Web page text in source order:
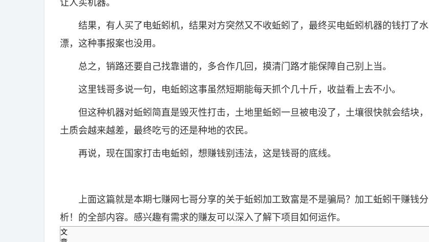
结果，有人买了电蚯蚓机，结果对方突然又不收蚯蚓了，最终买电蚯蚓机器的钱打了水
漂，这种事报案也没用。
总之，销路还要自己找靠谱的，多合作几回，摸清门路才能保障自己别上当。
这里钱哥多说一句，电蚯蚓这事虽然短期能每天抓个几十斤，收益看上去不小。
但这种机器对蚯蚓简直是毁灭性打击，土地里蚯蚓一旦被电没了，土壤很快就会结块，
土质会越来越差，最终吃亏的还是种地的农民。
再说，现在国家打击电蚯蚓，想赚钱别违法，这是钱哥的底线。
上面这篇就是本期七赚网七哥分享的关于蚯蚓加工致富是不是骗局？加工蚯蚓干赚钱分
析！的全部内容。感兴趣有需求的赚友可以深入了解下项目如何运作。
文